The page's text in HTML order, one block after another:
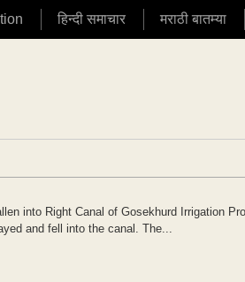
हिन्दी समाचार मराठी बातम्या
into Right Canal of Gosekhurd Irrigation
and fell into the canal. The...